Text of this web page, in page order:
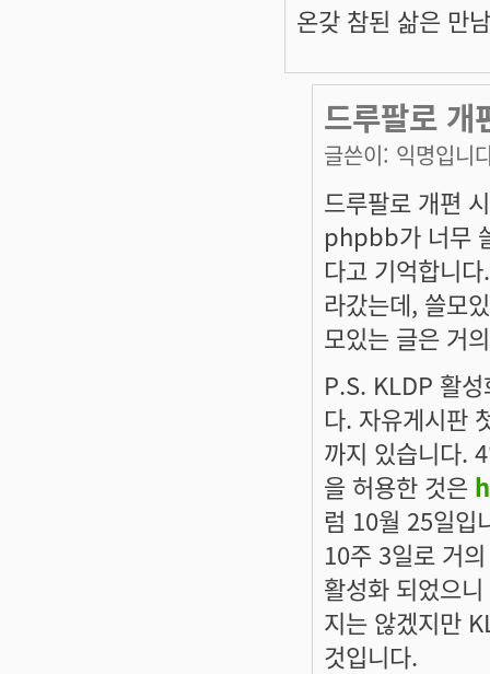
온갖 참된 삶은
드루팔로 개
글쓴이: 익명입니
드루팔로 개편
phpbb가 너무
다고 기억합니
라갔는데, 쓸모
모있는 글은 거
P.S. KLDP 활
다. 자유게시판
까지 있습니다.
을 허용한 것은
럼 10월 25일입
10주 3일로 거
활성화 되었으
지는 않겠지만
것입니다.